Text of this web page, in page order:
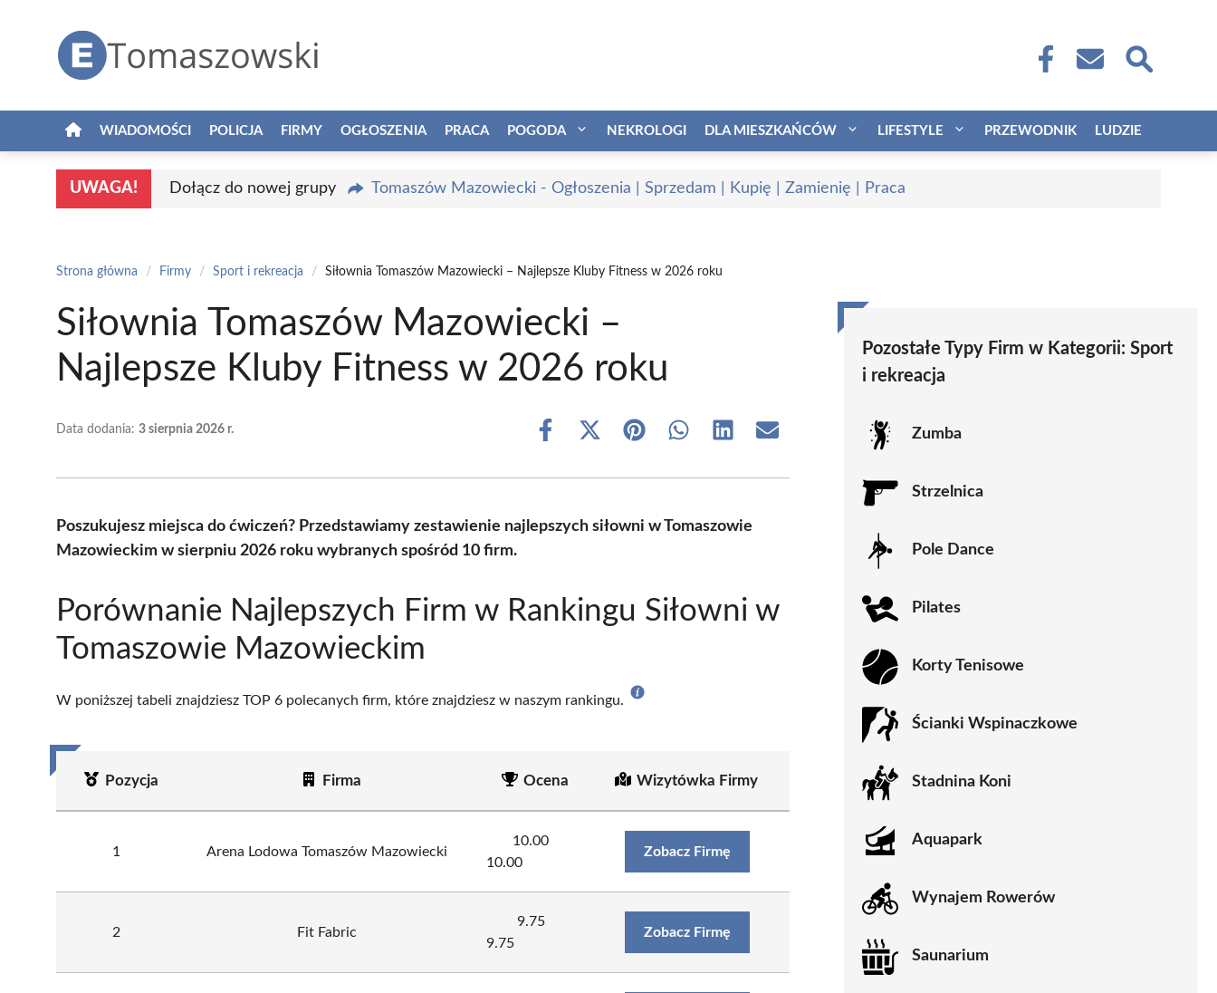
WIADOMOŚCI POLICJA FIRMY OGŁOSZENIA PRACA POGODA NEKROLOGI DLA MIESZKAŃCÓW LIFESTYLE PRZEWODNIK LUDZIE
UWAGA! Dołącz do nowej grupy Tomaszów Mazowiecki - Ogłoszenia | Sprzedam | Kupię | Zamienię | Praca
Strona główna / Firmy / Sport i rekreacja / Siłownia Tomaszów Mazowiecki – Najlepsze Kluby Fitness w 2026 roku
Siłownia Tomaszów Mazowiecki –
Najlepsze Kluby Fitness w 2026 roku
Data dodania: 3 sierpnia 2026 r.
Share
Share
(Twitter)
Share Share Share Share
Poszukujesz miejsca do ćwiczeń? Przedstawiamy zestawienie najlepszych siłowni w Tomaszowie
Mazowieckim w sierpniu 2026 roku wybranych spośród 10 firm.
Porównanie Najlepszych Firm w Rankingu Siłowni w
Tomaszowie Mazowieckim
W poniższej tabeli znajdziesz TOP 6 polecanych firm, które znajdziesz w naszym rankingu.
Pozycja Firma Ocena Wizytówka Firmy
1 Arena Lodowa Tomaszów Mazowiecki
10.00
10.00
Zobacz Firmę
2 Fit Fabric
9.75
9.75
Zobacz Firmę
Pozostałe Typy Firm w Kategorii: Sport
i rekreacja
Zumba
Strzelnica
Pole Dance
Pilates
Korty Tenisowe
Ścianki Wspinaczkowe
Stadnina Koni
Aquapark
Wynajem Rowerów
Saunarium